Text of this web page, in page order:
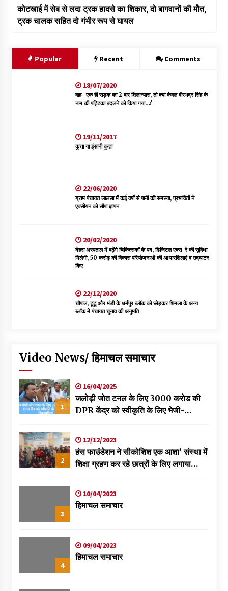
कोटखाई में सेब से लदा ट्रक हादसे का शिकार, दो बागवानों की मोैत,
ट्रक चालक सहित दो गंभीर रूप से घायल
Popular Recent Comments
18/07/2020
वाह- एक ही सड़क का 2 बार शिलान्यास, तो क्या केवल वीरभद्र सिंह के
नाम की पट्टिका बदलने को किया गया…?
19/11/2017
कुत्ता या इंसानी कुत्ता
22/06/2020
ग्राम पंचायत लालसा में कई वर्षों से पानी की समस्या, प्रभावितों ने
एक्सीयन को सौंपा ज्ञापन
20/02/2020
देहरा अस्पताल में बढ़ेंगे चिकित्सकों के पद, डिजिटल एक्स-रे की सुविधा
मिलेगी, 50 करोड़ की विकास परियोजनाओं की आधारशिलाएं व उद्घाटन
किए
22/12/2020
चौपाल, टूटू और मंडी के धर्मपुर ब्लॉक को छोड़कर शिमला के अन्य
ब्लॉक में पंचायत चुनाव की अनुमति
Video News/ हिमाचल समाचार
1
16/04/2025
जलोड़ी जोत टनल के लिए 3000 करोड की
DPR केंद्र को स्वीकृति के लिए भेजी-
2
12/12/2023
हंस फाउंडेशन ने सीकोशिश एक आशा’ संस्था में
शिक्षा ग्रहण कर रहे छात्रों के लिए लगाया
3
10/04/2023
हिमाचल समाचार
4
09/04/2023
हिमाचल समाचार